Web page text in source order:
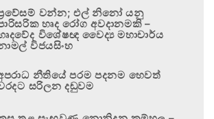
වන්න; එල් නිනෝ යනු
හෘද රෝග අවදානමකි –
විශේෂඥ වෛද්‍ය මහාචාර්ය
විජයසිංහ
නීතියේ පරම පදනම හෙවත්
සරිලන දඬුවම